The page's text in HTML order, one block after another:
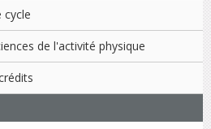
cycle
de l'activité physique